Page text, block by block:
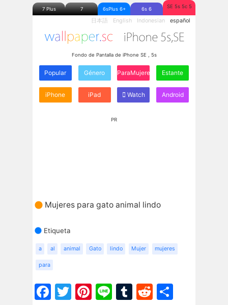
7 Plus 7 6sPlus 6+ 6s 6 SE 5s 5c 5
日本語 English Indonesian español
Fondo de Pantalla de iPhone SE , 5s
Popular Género ParaMujeres Estante
iPhone iPad Watch Android
PR
Mujeres para gato animal lindo
Etiqueta
a al animal Gato lindo Mujer mujeres
para
Facebook
Twitter
Pinterest
LineTumblr
Reddit